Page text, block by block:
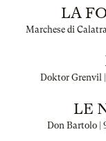
LA
Marchese di
Doktor Grenvil |
LE
Don Bartolo |